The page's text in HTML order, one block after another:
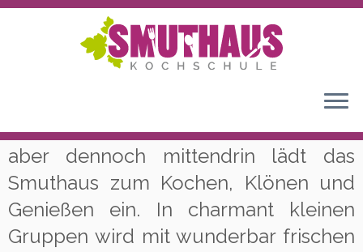
Fernab der Hektik, mitten im Grünen,
aber dennoch mittendrin lädt das
Smuthaus zum Kochen, Klönen und
Genießen ein. In charmant kleinen
Gruppen wird mit wunderbar frischen